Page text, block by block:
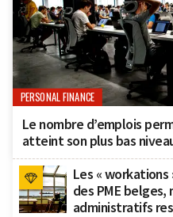
PERSONAL FINANCE
Le nombre d’emplois
atteint son plus bas
Les «
des PME
administratifs